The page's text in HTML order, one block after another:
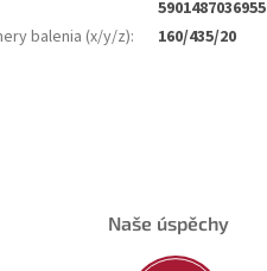
5901487036955
balenia (x/y/z): 160/435/20
Naše úspěchy